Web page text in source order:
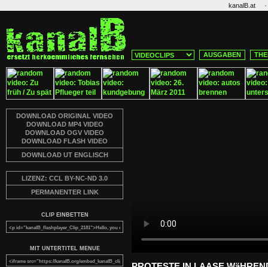
kanalB.at ·
AUSGABEN
DOWNLOAD ORIGINAL VIDEO
DOWNLOAD MP4 VIDEO
DOWNLOAD OGV VIDEO
DOWNLOAD FLASH VIDEO
DOWNLOAD UT ENGLISCH
LIZENZ: CCL BY-NC-ND 3.0
PERMANENTER LINK
CLIP EINBETTEN
MIT UNTERTITEL MENUE